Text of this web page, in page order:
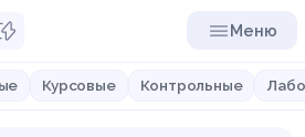
Меню
Курсовые Контрольные